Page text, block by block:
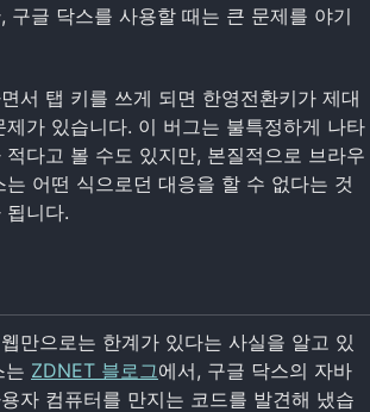
구글 닥스를 사용할 때는 큰 문제를 야기
서 탭 키를 쓰게 되면 한영전환키가 제대
제가 있습니다. 이 버그는 불특정하게 나타
다고 볼 수도 있지만, 본질적으로 브라우
어떤 식으로던 대응을 할 수 없다는 것
됩니다.
만으로는 한계가 있다는 사실을 알고 있
는 ZDNET 블로그에서, 구글 닥스의 자바
자 컴퓨터를 만지는 코드를 발견해 냈습